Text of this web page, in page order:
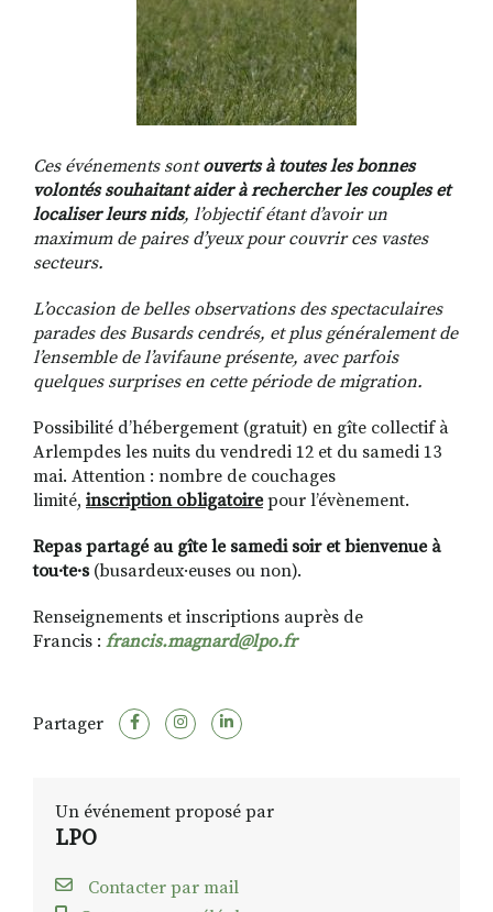
Ces événements sontouverts à toutes les bonnes
volontés souhaitant aider à rechercher les couples et
localiser leurs nids, l’objectif étant d’avoir un
maximum de paires d’yeux pour couvrir ces vastes
secteurs.
L’occasion de belles observations des spectaculaires
parades des Busards cendrés, et plus généralement de
l’ensemble de l’avifaune présente, avec parfois
quelques surprises en cette période de migration.
Possibilité d’hébergement (gratuit) en gîte collectif à
Arlempdes les nuits du vendredi 12 et du samedi 13
mai. Attention : nombre de couchages
limité, inscription obligatoirepour l’évènement.
Repas partagé au gîte le samedi soir et bienvenue à
tou·te·s(busardeux·euses ou non).
Renseignements et inscriptions auprès de
Francis : francis.magnard@lpo.fr
Partager
Un événement proposé par
LPO
Contacter par mail